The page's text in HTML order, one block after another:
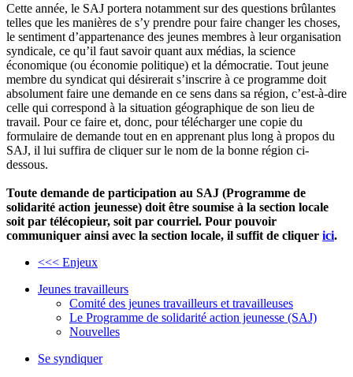
Cette année, le SAJ portera notamment sur des questions brûlantes
telles que les manières de s’y prendre pour faire changer les choses,
le sentiment d’appartenance des jeunes membres à leur organisation
syndicale, ce qu’il faut savoir quant aux médias, la science
économique (ou économie politique) et la démocratie. Tout jeune
membre du syndicat qui désirerait s’inscrire à ce programme doit
absolument faire une demande en ce sens dans sa région, c’est-à-dire
celle qui correspond à la situation géographique de son lieu de
travail. Pour ce faire et, donc, pour télécharger une copie du
formulaire de demande tout en en apprenant plus long à propos du
SAJ, il lui suffira de cliquer sur le nom de la bonne région ci-
dessous.
Toute demande de participation au SAJ (Programme de
solidarité action jeunesse) doit être soumise à la section locale
soit par télécopieur, soit par courriel. Pour pouvoir
communiquer ainsi avec la section locale, il suffit de cliquer ici.
<<< Enjeux
Jeunes travailleurs
Comité des jeunes travailleurs et travailleuses
Le Programme de solidarité action jeunesse (SAJ)
Nouvelles
Se syndiquer